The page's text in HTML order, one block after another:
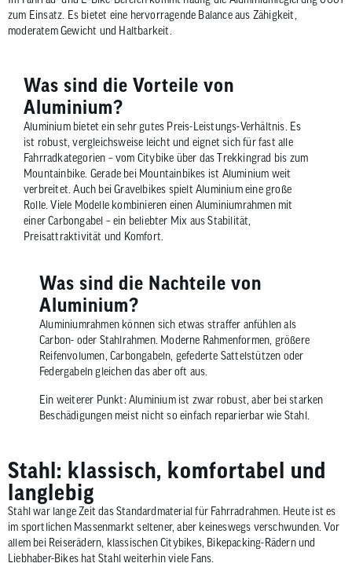
zum Einsatz. Es bietet eine hervorragende Balance aus Zähigkeit,
moderatem Gewicht und Haltbarkeit.
Was sind die Vorteile von
Aluminium?
Aluminium bietet ein sehr gutes Preis-Leistungs-Verhältnis. Es
ist robust, vergleichsweise leicht und eignet sich für fast alle
Fahrradkategorien – vom Citybike über das Trekkingrad bis zum
Mountainbike. Gerade bei Mountainbikes ist Aluminium weit
verbreitet. Auch bei Gravelbikes spielt Aluminium eine große
Rolle. Viele Modelle kombinieren einen Aluminiumrahmen mit
einer Carbongabel – ein beliebter Mix aus Stabilität,
Preisattraktivität und Komfort.
Was sind die Nachteile von
Aluminium?
Aluminiumrahmen können sich etwas straffer anfühlen als
Carbon- oder Stahlrahmen. Moderne Rahmenformen, größere
Reifenvolumen, Carbongabeln, gefederte Sattelstützen oder
Federgabeln gleichen das aber oft aus.
Ein weiterer Punkt: Aluminium ist zwar robust, aber bei starken
Beschädigungen meist nicht so einfach reparierbar wie Stahl.
Stahl: klassisch, komfortabel und
langlebig
Stahl war lange Zeit das Standardmaterial für Fahrradrahmen. Heute ist es
im sportlichen Massenmarkt seltener, aber keineswegs verschwunden. Vor
allem bei Reiserädern, klassischen Citybikes, Bikepacking-Rädern und
Liebhaber-Bikes hat Stahl weiterhin viele Fans.